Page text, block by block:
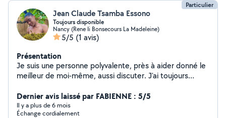
Particulier
Jean Claude Tsamba Essono
Toujours disponible
Nancy (Rene Ii Bonsecours La Madeleine)
5/5 (1 avis)
Présentation
Je suis une personne polyvalente, près à aider donné le
meilleur de moi-même, aussi discuter. J'ai toujours
autres
Dernier avis laissé par FABIENNE : 5/5
Il y a plus de 6 mois
Échange cordialement